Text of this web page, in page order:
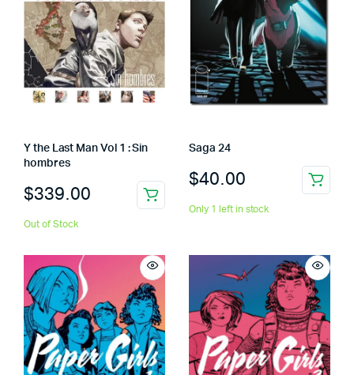
Y the Last Man Vol 1 : Sin
hombres
$339.00
Out of Stock
Saga 24
$40.00
Only 1 left in stock